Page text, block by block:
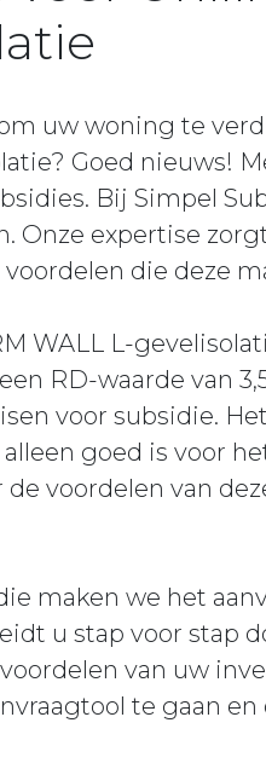
uw woning te
Goed nieuws!
Bij Simpel
Onze expertise
die deze
WALL L-
RD-waarde van
voor subsidie.
goed is voor
voordelen van
maken we het
u stap voor stap
van uw
te gaan